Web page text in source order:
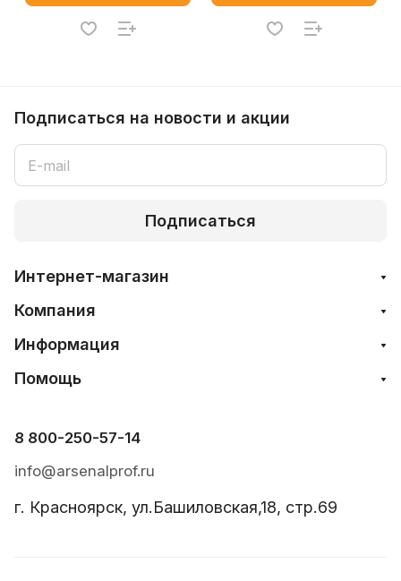
Подписаться на новости и акции
Подписаться
Интернет-магазин
Компания
Информация
Помощь
8 800-250-57-14
info@arsenalprof.ru
г. Красноярск, ул.Башиловская,18, стр.69